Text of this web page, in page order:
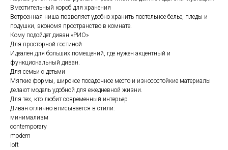
Вместительный короб для хранения
Встроенная ниша позволяет удобно хранить постельное белье, пледы и
подушки, экономя пространство в комнате.
Кому подойдет диван «РИО»
Для просторной гостиной
Идеален для больших помещений, где нужен акцентный и
функциональный диван.
Для семьи с детьми
Мягкие формы, широкое посадочное место и износостойкие материалы
делают модель удобной для ежедневной жизни.
Для тех, кто любит современный интерьер
Диван отлично вписывается в стили:
минимализм
contemporary
modern
loft